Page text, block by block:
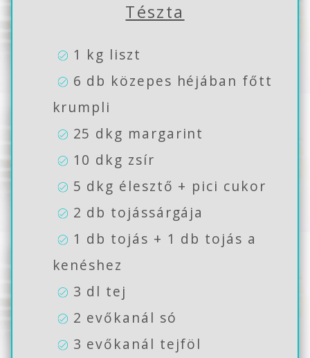
Tészta
1 kg liszt
6 db közepes héjában főtt
krumpli
25 dkg margarint
10 dkg zsír
5 dkg élesztő + pici cukor
2 db tojássárgája
1 db tojás + 1 db tojás a
kenéshez
3 dl tej
2 evőkanál só
3 evőkanál tejföl